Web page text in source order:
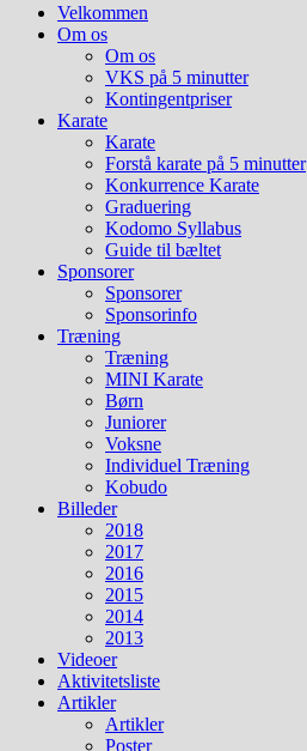
Velkommen
Om os
Om os
VKS på 5 minutter
Kontingentpriser
Karate
Karate
Forstå karate på 5 minutter
Konkurrence Karate
Graduering
Kodomo Syllabus
Guide til bæltet
Sponsorer
Sponsorer
Sponsorinfo
Træning
Træning
MINI Karate
Børn
Juniorer
Voksne
Individuel Træning
Kobudo
Billeder
2018
2017
2016
2015
2014
2013
Videoer
Aktivitetsliste
Artikler
Artikler
Poster